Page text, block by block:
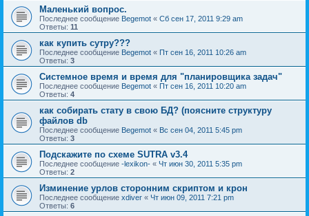
Маленький вопрос.
Последнее сообщение Begemot « Сб сен 17, 2011 9:29 am
Ответы: 11
как купить сутру???
Последнее сообщение Begemot « Пт сен 16, 2011 10:26 am
Ответы: 3
Системное время и время для "планировщика задач"
Последнее сообщение Begemot « Пт сен 16, 2011 10:20 am
Ответы: 4
как собирать стату в свою БД? (поясните структуру
файлов db
Последнее сообщение Begemot « Вс сен 04, 2011 5:45 pm
Ответы: 3
Подскажите по схеме SUTRA v3.4
Последнее сообщение -lexikon- « Чт июн 30, 2011 5:35 pm
Ответы: 2
Изминение урлов сторонним скриптом и крон
Последнее сообщение xdiver « Чт июн 09, 2011 7:21 pm
Ответы: 6